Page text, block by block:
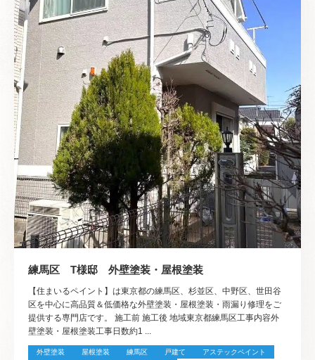
練馬区 T様邸 外壁塗装・屋根塗装
【住まいるペイント】は東京都の練馬区、杉並区、中野区、世田谷
区を中心に高品質＆低価格な外壁塗装・屋根塗装・雨漏り修理をご
提供する専門店です。 施工前 施工後 地域東京都練馬区工事内容外
壁塗装・屋根塗装工事日数約1 ...
外壁塗装 屋根塗装 練馬区 戸建て
アステックペイント